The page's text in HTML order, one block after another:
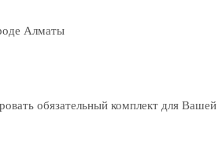
Алматы
обязательный комплект для Вашей